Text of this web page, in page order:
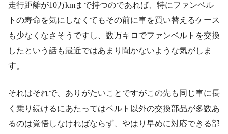
走行距離が10万kmまで持つのであれば、特にファンベル
トの寿命を気にしなくてもその前に車を買い替えるケース
も少なくなさそうですし、数万キロでファンベルトを交換
したという話も最近ではあまり聞かないような気がしま
す。
それはそれで、ありがたいことですがこの先も同じ車に長
く乗り続けるにあたってはベルト以外の交換部品が多数あ
るのは覚悟しなければならず、やはり早めに対応できる部